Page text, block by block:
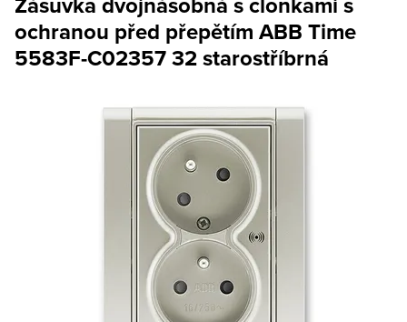
ochranou před přepětím ABB Time
5583F-C02357 32 starostříbrná